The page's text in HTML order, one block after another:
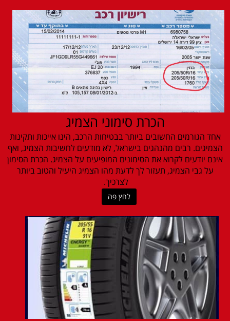
הכרת סימוני הצמיג
אחד הגורמים החשובים ביותר בבטיחות הרכב, הינו אייכות ותקינות
הצמיגים. רבים מהנהגים בישראל, לא מודעים לחשיבות הצמיג, ואף
אינם יודעים לקרוא את הסימונים המופיעים על הצמיג. הכרת הסימון
על גבי הצמיג, תעזור לך לדעת מהו הצמיג היעיל והטוב ביותר
לצרכיך.
לחץ פה